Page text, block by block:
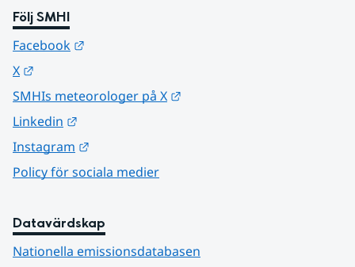
Följ SMHI
Facebook
X
SMHIs meteorologer på X
Linkedin
Instagram
Policy för sociala medier
Datavärdskap
Nationella emissionsdatabasen